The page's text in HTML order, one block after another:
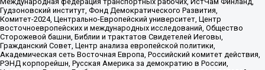
Гудзоновский институт, Фонд Демократического Развития,
Комитет-2024, Центрально-Европейский университет, Центр
восточноевропейских и международных исследований, Общество
Сторожевой башни, Библии и трактатов Свидетелей Иеговы,
Гражданский Совет, Центр анализа европейской политики,
Академическая сеть Восточная Европа, Российский комитет действия,
РЭНД корпорейшн, Русская Америка за демократию в России,